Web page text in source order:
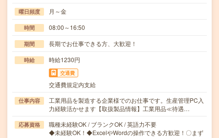
曜日頻度 月～金
時間 08:00～16:50
期間 長期でお仕事できる方、大歓迎！
時給 時給1230円
交通費
交通費規定内支給
仕事内容
工業用品を製造する企業様でのお仕事です。生産管理PC入
力経験活かせます【取扱製品情報】工業用品≪待遇…
応募資格
職種未経験OK / ブランクOK / 英語力不要
◆未経験OK！◆ExcelやWordの操作できる方歓迎！〇まず